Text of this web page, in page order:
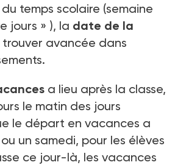
temps scolaire (semaine
jours » ), la date de la
avancée dans
a lieu après la classe,
le matin des jours
le départ en vacances a
un samedi, pour les élèves
ce jour-là, les vacances